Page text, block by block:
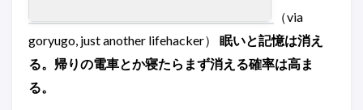
（via
goryugo, just another lifehacker） 眠いと記憶は消え
る。帰りの電車とか寝たらまず消える確率は高ま
る。